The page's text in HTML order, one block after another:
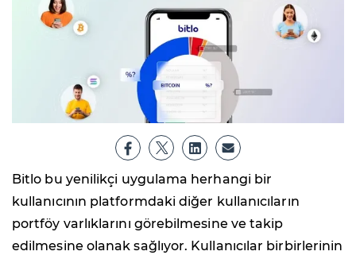
Bitlo bu yenilikçi uygulama herhangi bir
kullanıcının platformdaki diğer kullanıcıların
portföy varlıklarını görebilmesine ve takip
edilmesine olanak sağlıyor. Kullanıcılar birbirlerinin